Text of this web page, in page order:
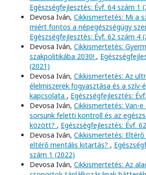
Egészségfejlesztés: Évf. 64 szám 1
Devosa Iván, Cikkismertetés: Mi a
miért fontos a népegészségügy
Egészségfejlesztés: Évf. 62 szám 4
Devosa Iván, Cikkismertetés:
szakpolitikába 2030! ,
(2021)
Devosa Iván, Cikkismertetés: Az
élelmiszerek fogyasztása és a szív-
kapcsolata , Egészségfejlesztés:
Devosa Iván, Cikkismertetés: Van-
sorsunk feletti kontroll és az
között? , Egészségfejlesztés: Évf.
Devosa Iván, Cikkismertetés:
eltérő mentális kitartás? ,
szám 1 (2022)
Devosa Iván, Cikkismertetés: Az